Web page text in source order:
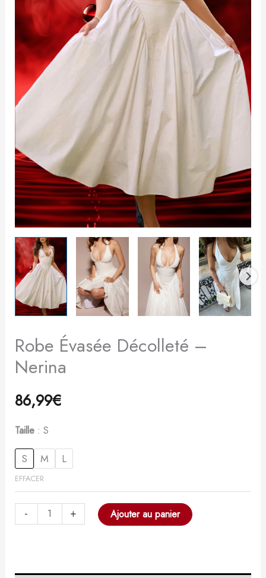
Robe Évasée Décolleté –
Nerina
86,99€
Taille S
S M L
EFFACER
- + Ajouter au panier